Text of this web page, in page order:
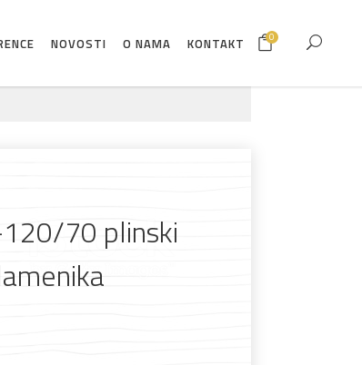
NOVOSTI O NAMA KONTAKT 0
120/70 plinski